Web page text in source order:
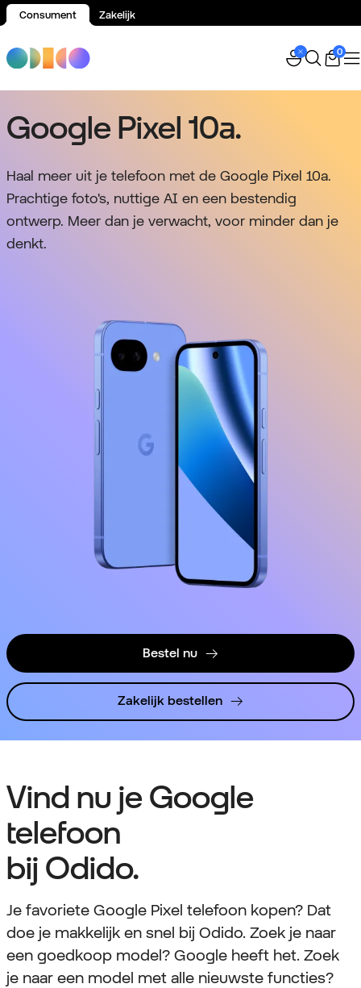
Consument Zakelijk
0
Google Pixel 10a.
Haal meer uit je telefoon met de Google Pixel 10a.
Prachtige foto's, nuttige AI en een bestendig
ontwerp. Meer dan je verwacht, voor minder dan je
denkt.
Bestel nu
Zakelijk bestellen
Vind nu je Google
telefoon
bij Odido.
Je favoriete Google Pixel telefoon kopen? Dat
doe je makkelijk en snel bij Odido. Zoek je naar
een goedkoop model? Google heeft het. Zoek
je naar een model met alle nieuwste functies?